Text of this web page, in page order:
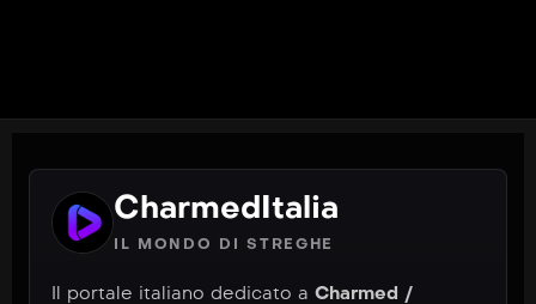
CharmedItalia
IL MONDO DI STREGHE
Il portale italiano dedicato a Charmed /